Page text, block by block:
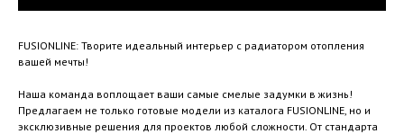
FUSIONLINE: Творите идеальный интерьер с радиатором отопления
вашей мечты!
Наша команда воплощает ваши самые смелые задумки в жизнь!
Предлагаем не только готовые модели из каталога FUSIONLINE, но и
эксклюзивные решения для проектов любой сложности. От стандарта